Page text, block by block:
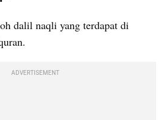
dalil naqli yang terdapat di
ADVERTISEMENT